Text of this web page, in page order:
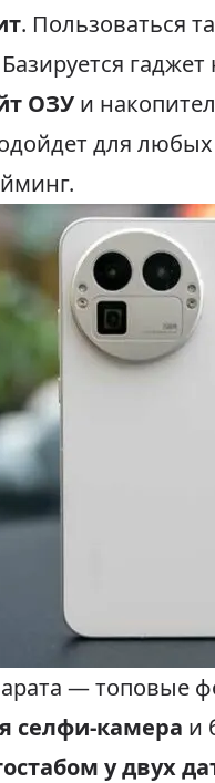
. Пользоваться
ОЗУ и
для любых
— топовые
селфи-камера и
у двух